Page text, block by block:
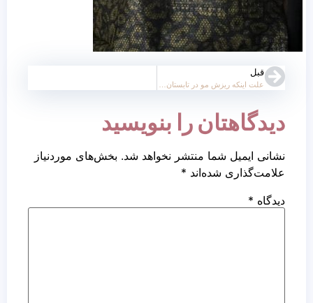
قبل
دیدگاهتان را بنویسید
نشانی ایمیل شما منتشر نخواهد شد. بخش‌های موردنیاز
علامت‌گذاری شده‌اند *
دیدگاه *